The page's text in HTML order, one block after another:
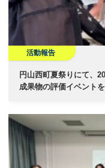
ン
活動報告
円山西町夏祭りにて、
成果物の評価イベント